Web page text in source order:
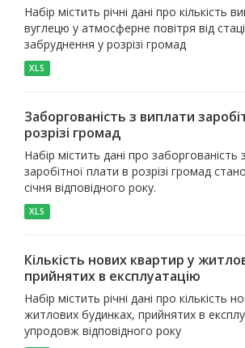
Набір містить річні дані про кількість
вуглецю у атмосферне повітря від
забруднення у розрізі громад
XLS
Заборгованість з виплати
розрізі громад
Набір містить дані про заборгованість
заробітної плати в розрізі громад
січня відповідного року.
XLS
Кількість нових квартир у
прийнятих в експлуатацію
Набір містить річні дані про кількість
житлових будинках, прийнятих в
упродовж відповідного року